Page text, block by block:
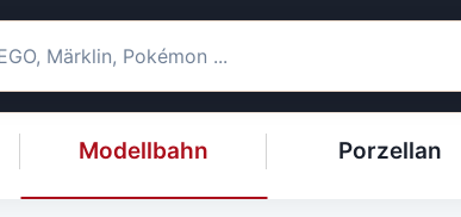
Modellbahn Porzellan